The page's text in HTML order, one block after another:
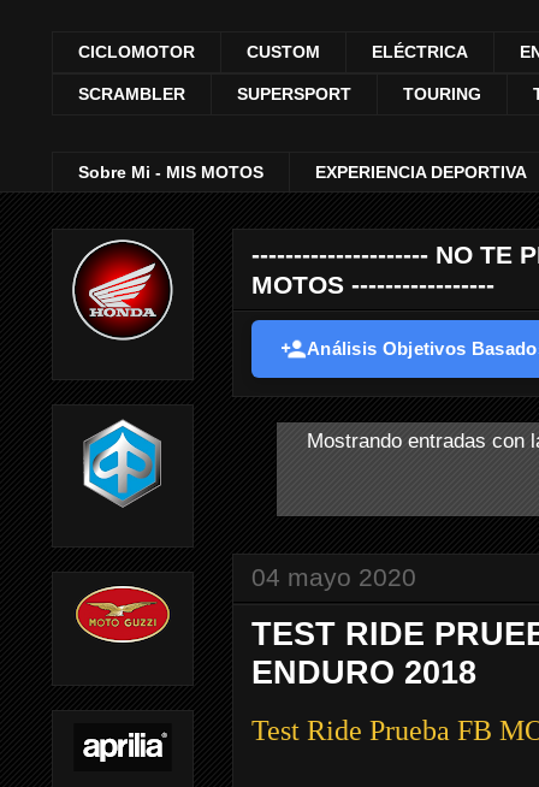
CICLOMOTOR CUSTOM ELÉCTRICA
SCRAMBLER SUPERSPORT TOURING
Sobre Mi - MIS MOTOS EXPERIENCIA DEPORTIVA
--------------------- NO TE
MOTOS -----------------
Análisis Objetivos
Mostrando entradas con
04 mayo 2020
TEST RIDE
ENDURO 2018
Test Ride Prueba FB